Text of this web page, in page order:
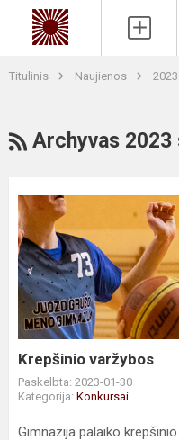
Titulinis Naujienos 2023
RSS
Archyvas 2023
Krepšinio
varžybos
Krepšinio varžybos
Paskelbta: 2023-01-30
Kategorija: Konkursai
Gimnazija palaiko